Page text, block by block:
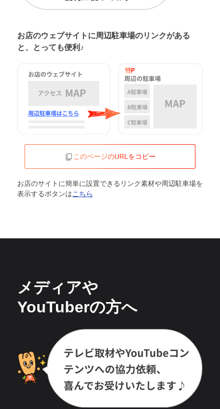
お店のウェブサイトに周辺駐車場のリンクがある
と、とっても便利♪
このページのURLをコピー
お店のサイトに簡単に設置できるリンク素材や周辺駐車場を
表示するボタンはこちら
メディアや
YouTuberの方へ